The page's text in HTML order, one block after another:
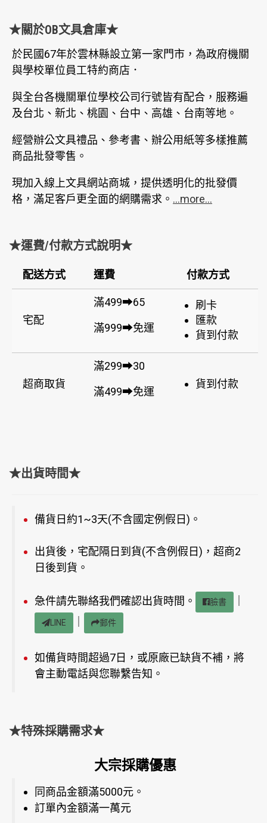
★關於OB文具倉庫★
於民國67年於雲林縣設立第一家門市，為政府機關
與學校單位員工特約商店．
與全台各機關單位學校公司行號皆有配合，服務遍
及台北、新北、桃園、台中、高雄、台南等地。
經營辦公文具禮品、參考書、辦公用紙等多樣推薦
商品批發零售。
現加入線上文具網站商城，提供透明化的批發價
格，滿足客戶更全面的網購需求。 ...more...
★運費/付款方式說明★
配送方式 運費 付款方式
宅配
滿499➡65
滿999➡免運
刷卡
匯款
貨到付款
超商取貨
滿299➡30
滿499➡免運
貨到付款
★出貨時間★
備貨日約1~3天(不含國定例假日)。
出貨後，宅配隔日到貨(不含例假日)，超商2
日後到貨。
急件請先聯絡我們確認出貨時間。 臉書
LINE 郵件
如備貨時間超過7日，或原廠已缺貨不補，將
會主動電話與您聯繫告知。
★特殊採購需求★
大宗採購優惠
同商品金額滿5000元。
訂單內金額滿一萬元